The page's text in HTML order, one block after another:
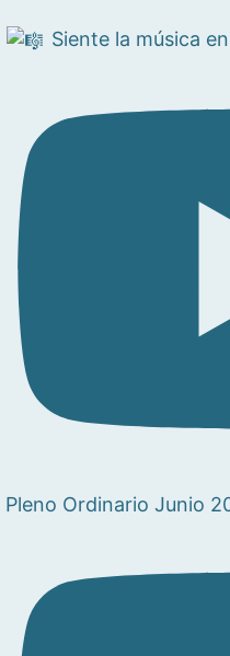
Siente la música
Pleno Ordinario Junio